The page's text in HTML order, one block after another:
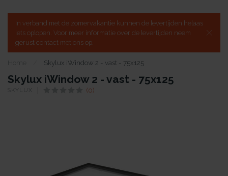
In verband met de zomervakantie kunnen de levertijden helaas
iets oplopen. Voor meer informatie over de levertijden neem
gerust contact met ons op.
Home Skylux iWindow 2 - vast - 75x125
Skylux iWindow 2 - vast - 75x125
SKYLUX (0)